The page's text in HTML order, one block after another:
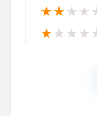
★★★★
★★★★